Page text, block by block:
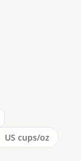
US cups/oz